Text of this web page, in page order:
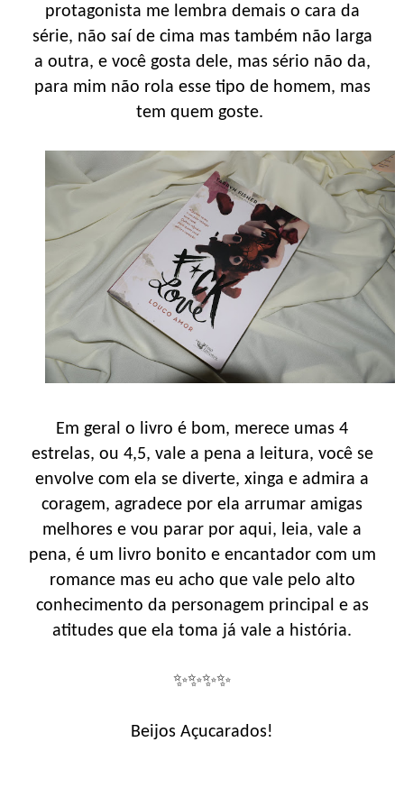
protagonista me lembra demais o cara da
série, não saí de cima mas também não larga
a outra, e você gosta dele, mas sério não da,
para mim não rola esse tipo de homem, mas
tem quem goste.
Em geral o livro é bom, merece umas 4
estrelas, ou 4,5, vale a pena a leitura, você se
envolve com ela se diverte, xinga e admira a
coragem, agradece por ela arrumar amigas
melhores e vou parar por aqui, leia, vale a
pena, é um livro bonito e encantador com um
romance mas eu acho que vale pelo alto
conhecimento da personagem principal e as
atitudes que ela toma já vale a história.
✨✨✨✨
Beijos Açucarados!